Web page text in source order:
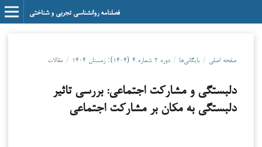
فصلنامه روانشناسی تجربی و شناختی
صفحه اصلی / بایگانی‌ها / دوره ۲ شماره ۴ (۱۴۰۴): زمستان ۱۴۰۴ / مقالات
دلبستگی و مشارکت اجتماعی: بررسی تاثیر
دلبستگی به مکان بر مشارکت اجتماعی